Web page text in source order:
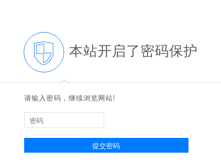
本站开启了密码保护
◆
◆
请输入密码，继续浏览网站!
提交密码